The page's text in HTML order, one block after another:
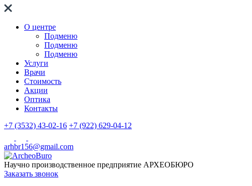
О центре
Подменю
Подменю
Подменю
Услуги
Врачи
Стоимость
Акции
Оптика
Контакты
+7 (3532) 43-02-16 +7 (922) 629-04-12
arhbr156@gmail.com
Научно производственное предприятие АРХЕОБЮРО
Заказать звонок